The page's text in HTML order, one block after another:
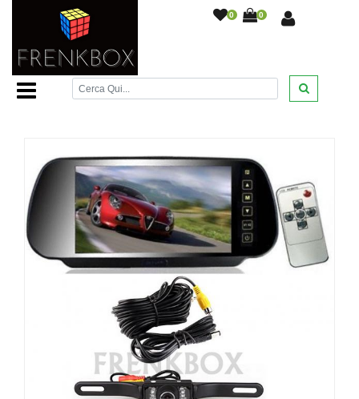
0 0
Home Page /Monitor e telecamere retromarcia
retromarcia monitor specchietto retrovisore LCD 7"
telecamera cavo 10 metri